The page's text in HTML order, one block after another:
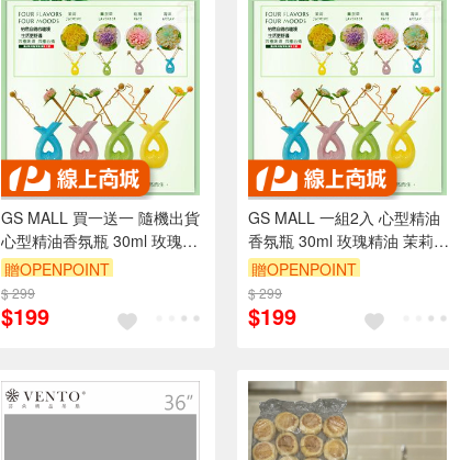
GS MALL 買一送一 隨機出貨
心型精油香氛瓶 30ml 玫瑰精
油 茉莉精油 海洋精油 薰衣草
精油 擴香瓶 芬香瓶 香氛瓶 香
薰瓶
贈OPENPOINT
$ 299
$199
GS MALL 一組2入 心型精油
香氛瓶 30ml 玫瑰精油 茉莉精
油 海洋精油 薰衣草精油 擴香
瓶 芬香瓶 香氛瓶 香薰瓶
贈OPENPOINT
$ 299
$199